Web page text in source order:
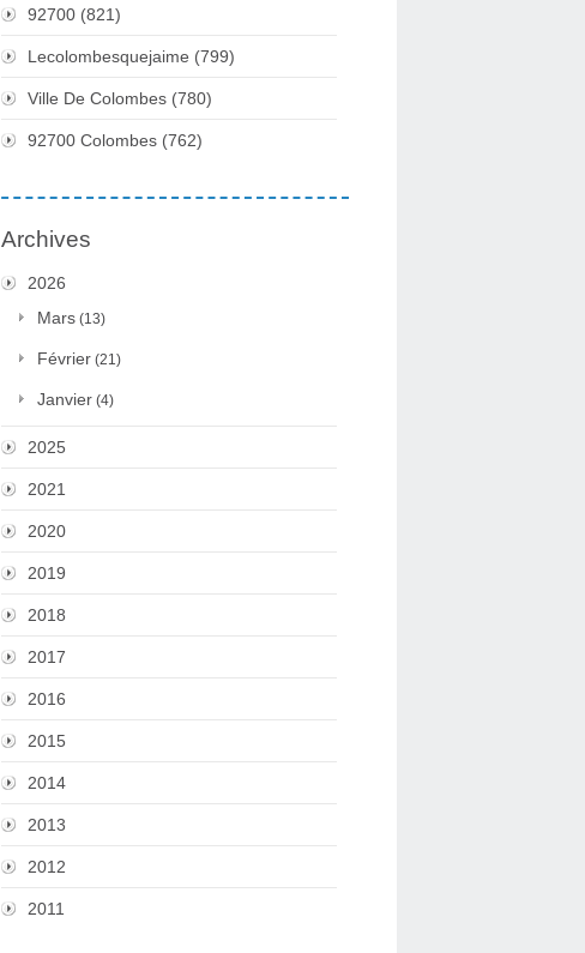
92700 (821)
Lecolombesquejaime (799)
Ville De Colombes (780)
92700 Colombes (762)
Archives
2026
Mars (13)
Février (21)
Janvier (4)
2025
2021
2020
2019
2018
2017
2016
2015
2014
2013
2012
2011